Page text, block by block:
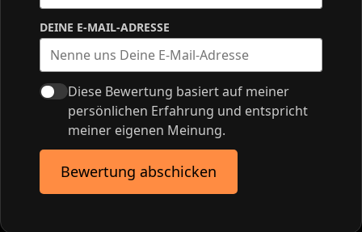
DEINE E-MAIL-ADRESSE
Diese Bewertung basiert auf meiner
persönlichen Erfahrung und entspricht
meiner eigenen Meinung.
Bewertung abschicken